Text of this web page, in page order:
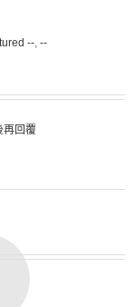
--, --
再回覆